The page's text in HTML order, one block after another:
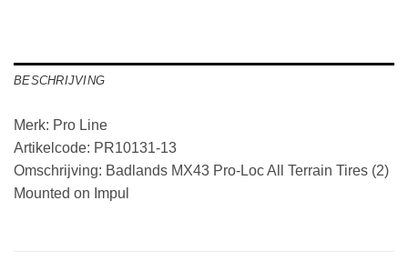
BESCHRIJVING
Merk: Pro Line
Artikelcode: PR10131-13
Omschrijving: Badlands MX43 Pro-Loc All Terrain Tires (2)
Mounted on Impul